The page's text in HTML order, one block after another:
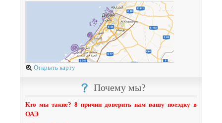
Открыть карту
Почему мы?
Кто мы такие? 8 причин доверить нам вашу поездку в
ОАЭ